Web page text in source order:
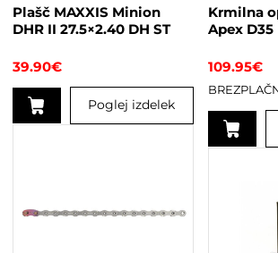
Plašč MAXXIS Minion
DHR II 27.5×2.40 DH ST
39.90€
Poglej izdelek
Krmilna
Apex D35
109.95€